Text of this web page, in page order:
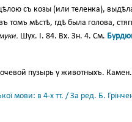
съ козы (или теленка),
въ томъ мѣстѣ, гдѣ была голова,
Шух. I. 84. Вх. Зн. 4. См.
пузырь у животныхъ.
мови: в 4-х тт. / За ред. Б.